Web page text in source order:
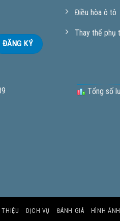
Điều hòa ô tô
Thay thế phụ
Tổng số
THIỆU DỊCH VỤ ĐÁNH GIÁ HÌNH ẢNH